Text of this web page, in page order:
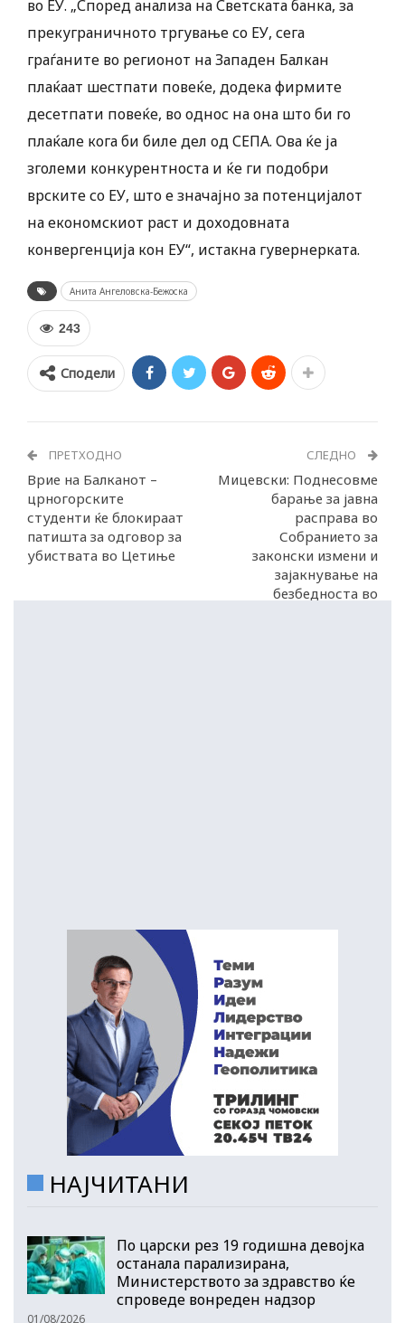
во ЕУ. „Според анализа на Светската банка, за
прекуграничното тргување со ЕУ, сега
граѓаните во регионот на Западен Балкан
плаќаат шестпати повеќе, додека фирмите
десетпати повеќе, во однос на она што би го
плаќале кога би биле дел од СЕПА. Ова ќе ја
зголеми конкурентноста и ќе ги подобри
врските со ЕУ, што е значајно за потенцијалот
на економскиот раст и доходовната
конвергенција кон ЕУ“, истакна гувернерката.
Анита Ангеловска-Бежоска
243
Сподели
ПРЕТХОДНО
Врие на Балканот –
црногорските
студенти ќе блокираат
патишта за одговор за
убиствата во Цетиње
СЛЕДНО
Мицевски: Поднесовме
барање за јавна
расправа во
Собранието за
законски измени и
зајакнување на
безбедноста во
НАЈЧИТАНИ
По царски рез 19 годишна девојка
останала парализирана,
Министерството за здравство ќе
спроведе вонреден надзор
01/08/2026